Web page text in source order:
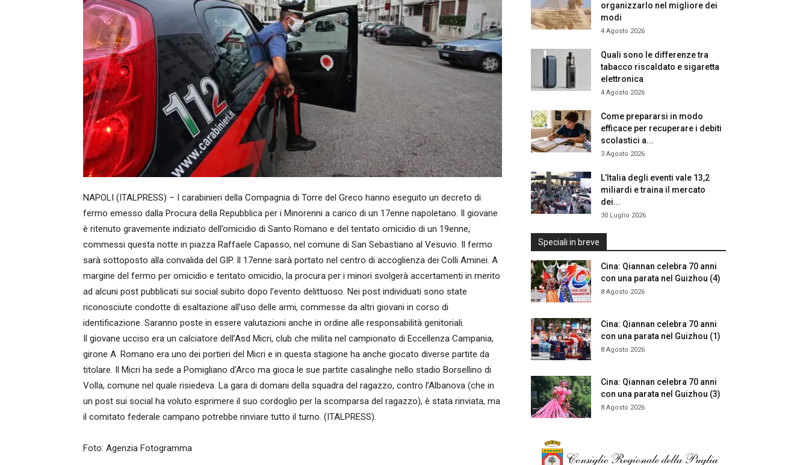
NAPOLI (ITALPRESS) – I carabinieri della Compagnia di Torre del Greco hanno eseguito un decreto di
fermo emesso dalla Procura della Repubblica per i Minorenni a carico di un 17enne napoletano. Il giovane
è ritenuto gravemente indiziato dell’omicidio di Santo Romano e del tentato omicidio di un 19enne,
commessi questa notte in piazza Raffaele Capasso, nel comune di San Sebastiano al Vesuvio. Il fermo
sarà sottoposto alla convalida del GIP. Il 17enne sarà portato nel centro di accoglienza dei Colli Aminei. A
margine del fermo per omicidio e tentato omicidio, la procura per i minori svolgerà accertamenti in merito
ad alcuni post pubblicati sui social subito dopo l’evento delittuoso. Nei post individuati sono state
riconosciute condotte di esaltazione all’uso delle armi, commesse da altri giovani in corso di
identificazione. Saranno poste in essere valutazioni anche in ordine alle responsabilità genitoriali.
Il giovane ucciso era un calciatore dell’Asd Micri, club che milita nel campionato di Eccellenza Campania,
girone A. Romano era uno dei portieri del Micri e in questa stagione ha anche giocato diverse partite da
titolare. Il Micri ha sede a Pomigliano d’Arco ma gioca le sue partite casalinghe nello stadio Borsellino di
Volla, comune nel quale risiedeva. La gara di domani della squadra del ragazzo, contro l’Albanova (che in
un post sui social ha voluto esprimere il suo cordoglio per la scomparsa del ragazzo), è stata rinviata, ma
il comitato federale campano potrebbe rinviare tutto il turno. (ITALPRESS).
Foto: Agenzia Fotogramma
organizzarlo nel migliore dei
modi
4 Agosto 2026
Quali sono le differenze tra
tabacco riscaldato e sigaretta
elettronica
4 Agosto 2026
Come prepararsi in modo
efficace per recuperare i debiti
scolastici a...
3 Agosto 2026
L’Italia degli eventi vale 13,2
miliardi e traina il mercato
dei...
30 Luglio 2026
Speciali in breve
Cina: Qiannan celebra 70 anni
con una parata nel Guizhou (4)
8 Agosto 2026
Cina: Qiannan celebra 70 anni
con una parata nel Guizhou (1)
8 Agosto 2026
Cina: Qiannan celebra 70 anni
con una parata nel Guizhou (3)
8 Agosto 2026